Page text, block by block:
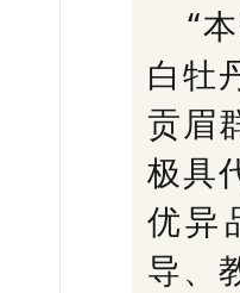
“
白牡
贡眉
极具
优异
导、